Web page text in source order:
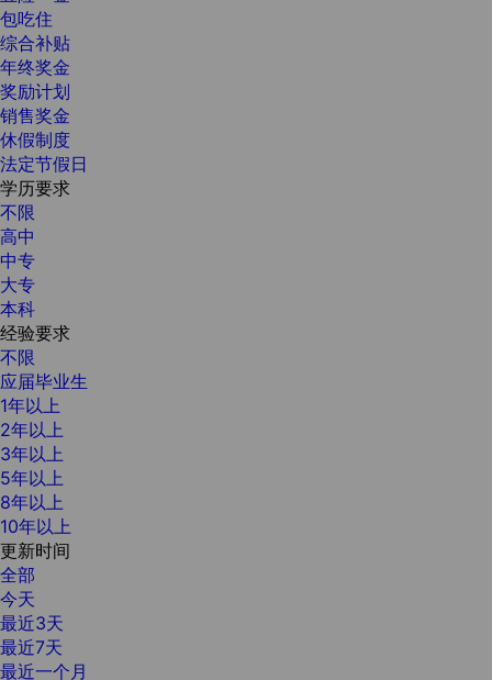
包吃住
综合补贴
年终奖金
奖励计划
销售奖金
休假制度
法定节假日
学历要求
不限
高中
中专
大专
本科
经验要求
不限
应届毕业生
1年以上
2年以上
3年以上
5年以上
8年以上
10年以上
更新时间
全部
今天
最近3天
最近7天
最近一个月